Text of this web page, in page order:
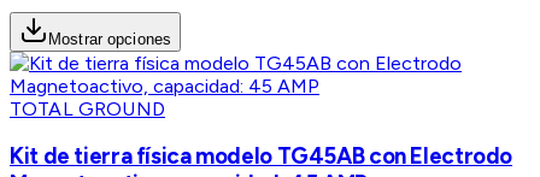
Mostrar opciones
TOTAL GROUND
Kit de tierra física modelo TG45AB con Electrodo